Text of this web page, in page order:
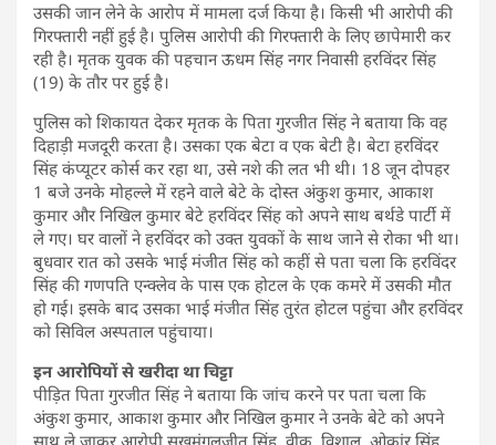
उसकी जान लेने के आरोप में मामला दर्ज किया है। किसी भी आरोपी की
गिरफ्तारी नहीं हुई है। पुलिस आरोपी की गिरफ्तारी के लिए छापेमारी कर
रही है। मृतक युवक की पहचान ऊधम सिंह नगर निवासी हरविंदर सिंह
(19) के तौर पर हुई है।
पुलिस को शिकायत देकर मृतक के पिता गुरजीत सिंह ने बताया कि वह
दिहाड़ी मजदूरी करता है। उसका एक बेटा व एक बेटी है। बेटा हरविंदर
सिंह कंप्यूटर कोर्स कर रहा था, उसे नशे की लत भी थी। 18 जून दोपहर
1 बजे उनके मोहल्ले में रहने वाले बेटे के दोस्त अंकुश कुमार, आकाश
कुमार और निखिल कुमार बेटे हरविंदर सिंह को अपने साथ बर्थडे पार्टी में
ले गए। घर वालों ने हरविंदर को उक्त युवकों के साथ जाने से रोका भी था।
बुधवार रात को उसके भाई मंजीत सिंह को कहीं से पता चला कि हरविंदर
सिंह की गणपति एन्क्लेव के पास एक होटल के एक कमरे में उसकी मौत
हो गई। इसके बाद उसका भाई मंजीत सिंह तुरंत होटल पहुंचा और हरविंदर
को सिविल अस्पताल पहुंचाया।
इन आरोपियों से खरीदा था चिट्टा
पीड़ित पिता गुरजीत सिंह ने बताया कि जांच करने पर पता चला कि
अंकुश कुमार, आकाश कुमार और निखिल कुमार ने उनके बेटे को अपने
साथ ले जाकर आरोपी सुखमंगलजीत सिंह, वीकू, विशाल, ओकांर सिंह